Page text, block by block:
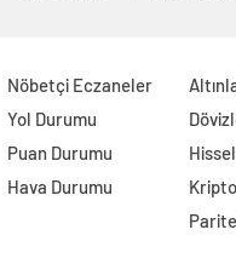
Nöbetçi Eczaneler
Yol Durumu
Puan Durumu
Hava Durumu